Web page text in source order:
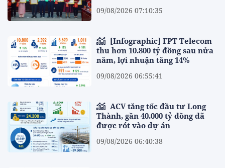
09/08/2026 07:10:35
thu hơn 10.800 tỷ đồng sau nửa
năm, lợi nhuận tăng 14%
09/08/2026 06:55:41
ACV tăng tốc đầu tư Long
Thành, gần 40.000 tỷ đồng đã
được rót vào dự án
09/08/2026 06:40:38